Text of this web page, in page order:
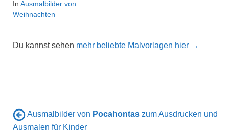
In Ausmalbilder von
Weihnachten
Du kannst sehen mehr beliebte Malvorlagen hier →
Ausmalbilder von Pocahontas zum Ausdrucken und
Ausmalen für Kinder